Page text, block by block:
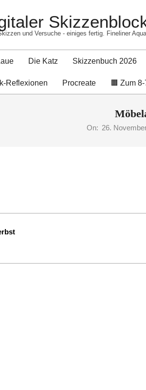
und Versuche - einiges fertig. Fineliner
Die Katz Skizzenbuch 2026
Reflexionen Procreate 🟧 Zum
On: 26.